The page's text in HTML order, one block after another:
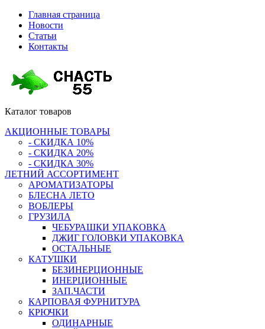
Главная страница
Новости
Статьи
Контакты
Каталог товаров
АКЦИОННЫЕ ТОВАРЫ
- СКИДКА 10%
- СКИДКА 20%
- СКИДКА 30%
ЛЕТНИЙ АССОРТИМЕНТ
АРОМАТИЗАТОРЫ
БЛЕСНА ЛЕТО
ВОБЛЕРЫ
ГРУЗИЛА
ЧЕБУРАШКИ УПАКОВКА
ДЖИГ ГОЛОВКИ УПАКОВКА
ОСТАЛЬНЫЕ
КАТУШКИ
БЕЗИНЕРЦИОННЫЕ
ИНЕРЦИОННЫЕ
ЗАП.ЧАСТИ
КАРПОВАЯ ФУРНИТУРА
КРЮЧКИ
ОДИНАРНЫЕ